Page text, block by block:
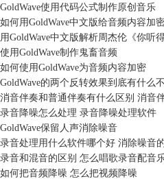
GoldWave使用代码公式制作原创音乐
如何用GoldWave中文版给音频内容加
用GoldWave中文版解析周杰伦《你听
使用GoldWave制作鬼畜音频
如何使用GoldWave为音频内容加密
GoldWave的两个反转效果到底有什么
消音伴奏和普通伴奏有什么区别 消音
录音降噪怎么处理 录音降噪处理软件
GoldWave保留人声消除噪音
录音处理用什么软件哪个好 消除噪音
录音和混音的区别 怎么唱歌录音配音
如何把音频降噪 怎么把视频降噪